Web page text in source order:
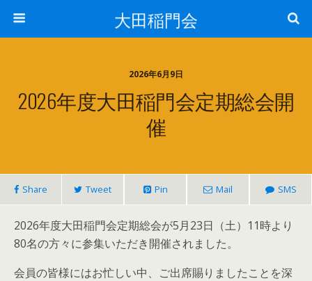
大田稲門会
2026年6月9日
2026年度大田稲門会定期総会開
催
Share Tweet Pin Mail SMS
2026年度大田稲門会定期総会が5月23日（土）11時より
80名の方々に参集いただき開催されました。
会員の皆様にはお忙しい中、ご出席賜りましたことを深